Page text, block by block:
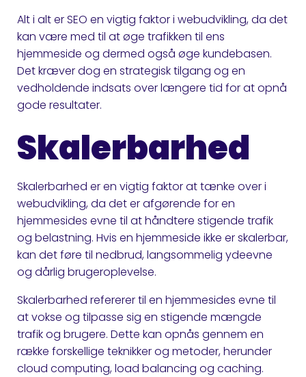
Alt i alt er SEO en vigtig faktor i webudvikling, da det
kan være med til at øge trafikken til ens
hjemmeside og dermed også øge kundebasen.
Det kræver dog en strategisk tilgang og en
vedholdende indsats over længere tid for at opnå
gode resultater.
Skalerbarhed
Skalerbarhed er en vigtig faktor at tænke over i
webudvikling, da det er afgørende for en
hjemmesides evne til at håndtere stigende trafik
og belastning. Hvis en hjemmeside ikke er skalerbar,
kan det føre til nedbrud, langsommelig ydeevne
og dårlig brugeroplevelse.
Skalerbarhed refererer til en hjemmesides evne til
at vokse og tilpasse sig en stigende mængde
trafik og brugere. Dette kan opnås gennem en
række forskellige teknikker og metoder, herunder
cloud computing, load balancing og caching.